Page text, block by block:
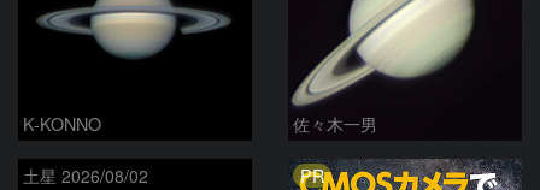
K-KONNO 佐々木一男
土星 2026/08/02 PR